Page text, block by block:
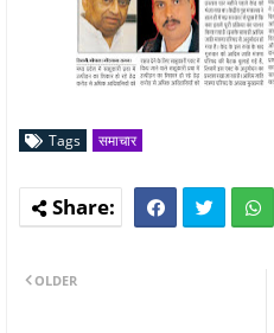
Tags समाचार
OLDER